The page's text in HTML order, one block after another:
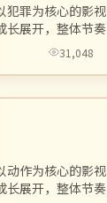
犯罪为核心的影
长展开，整体节
31,048
动作为核心的影
长展开，整体节